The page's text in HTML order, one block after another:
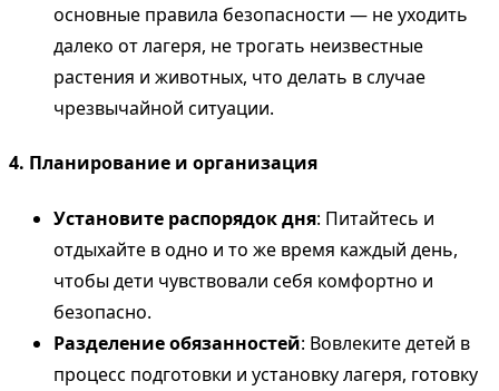
основные правила безопасности — не уходить
далеко от лагеря, не трогать неизвестные
растения и животных, что делать в случае
чрезвычайной ситуации.
4. Планирование и организация
Установите распорядок дня: Питайтесь и
отдыхайте в одно и то же время каждый день,
чтобы дети чувствовали себя комфортно и
безопасно.
Разделение обязанностей: Вовлеките детей в
процесс подготовки и установку лагеря, готовку